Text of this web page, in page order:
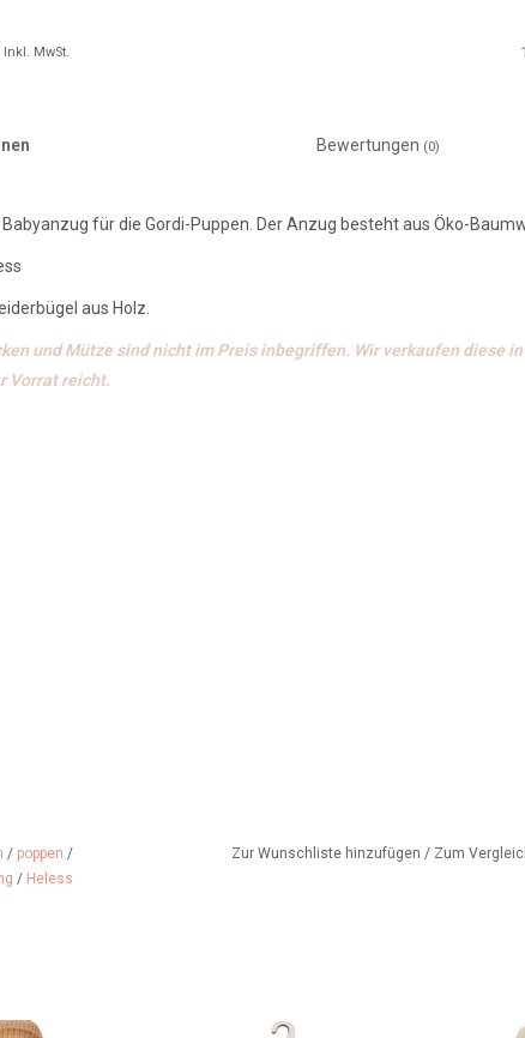
Inkl. MwSt.
Bewertungen (0)
für die Gordi-Puppen. Der Anzug besteht aus Öko-
aus Holz.
und Mütze sind nicht im Preis inbegriffen. Wir verkaufen diese
Vorrat reicht.
/ poppen /
/ Heless
Zur Wunschliste hinzufügen / Zum
mit Riemen unter
Was für ein cooles Gordi-